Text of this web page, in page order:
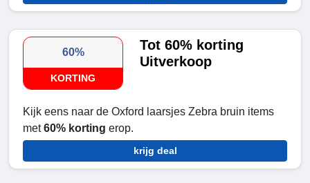
60%
KORTING
Tot 60% korting
Uitverkoop
Kijk eens naar de Oxford laarsjes Zebra bruin items
met60% korting erop.
krijg deal